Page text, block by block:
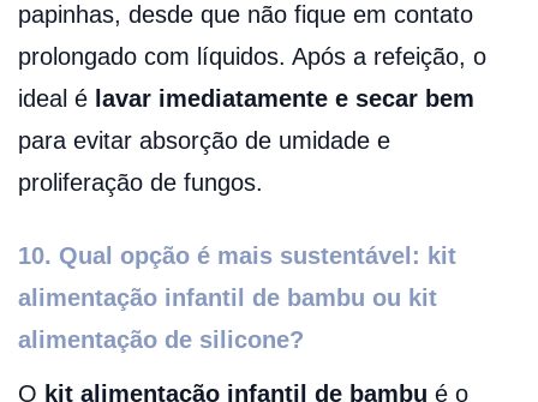
papinhas, desde que não fique em contato
prolongado com líquidos. Após a refeição, o
ideal é lavar imediatamente e secar bem
para evitar absorção de umidade e
proliferação de fungos.
10. Qual opção é mais sustentável: kit
alimentação infantil de bambu ou kit
alimentação de silicone?
O kit alimentação infantil de bambu é o